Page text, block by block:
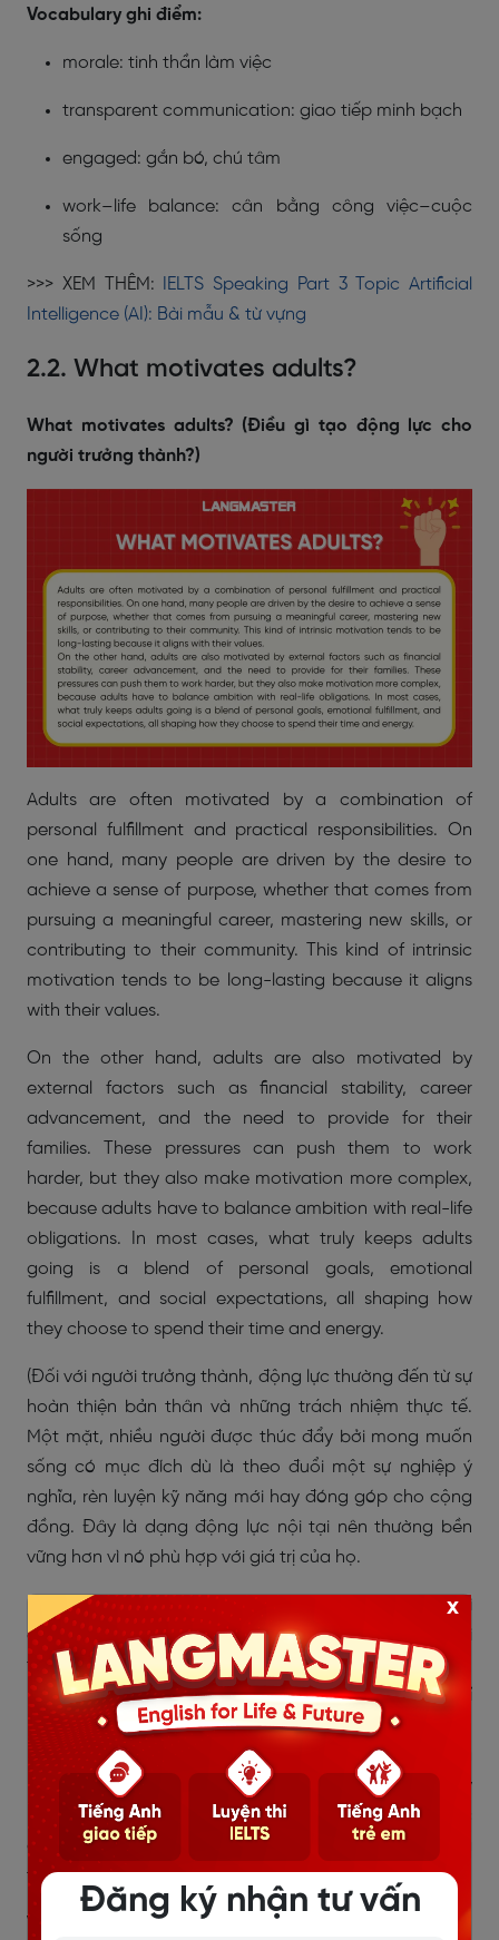
Vocabulary ghi điểm:
morale: tinh thần làm việc
transparent communication: giao tiếp minh bạch
engaged: gắn bó, chú tâm
work–life balance: cân bằng công việc–cuộc
sống
>>> XEM THÊM:
IELTS Speaking Part 3 Topic Artificial
Intelligence (AI): Bài mẫu & từ vựng
2.2. What motivates adults?
What motivates adults? (Điều gì tạo động lực cho
người trưởng thành?)
Adults are often motivated by a combination of
personal fulfillment and practical responsibilities. On
one hand, many people are driven by the desire to
achieve a sense of purpose, whether that comes from
pursuing a meaningful career, mastering new skills, or
contributing to their community. This kind of intrinsic
motivation tends to be long-lasting because it aligns
with their values.
On the other hand, adults are also motivated by
external factors such as financial stability, career
advancement, and the need to provide for their
families. These pressures can push them to work
harder, but they also make motivation more complex,
because adults have to balance ambition with real-life
obligations. In most cases, what truly keeps adults
going is a blend of personal goals, emotional
fulfillment, and social expectations, all shaping how
they choose to spend their time and energy.
(Đối với người trưởng thành, động lực thường đến từ sự
hoàn thiện bản thân và những trách nhiệm thực tế.
Một mặt, nhiều người được thúc đẩy bởi mong muốn
sống có mục đích dù là theo đuổi một sự nghiệp ý
nghĩa, rèn luyện kỹ năng mới hay đóng góp cho cộng
đồng. Đây là dạng động lực nội tại nên thường bền
vững hơn vì nó phù hợp với giá trị của họ.
Mặt khác, người trưởng thành cũng bị tác động bởi
các yếu tố bên ngoài như sự ổn định tài chính, cơ hội
thăng tiến hay trách nhiệm nuôi dưỡng gia đình.
Những áp lực này có thể khiến họ làm việc chăm chỉ
hơn, nhưng đồng thời cũng khiến động lực trở nên
phức tạp, bởi họ phải cân bằng giữa hoài bão và
nghĩa vụ thực tế. Nhìn chung, người lớn được thúc đẩy
bởi sự kết hợp giữa mục tiêu cá nhân, cảm xúc được
đáp ứng và kỳ vọng xã hội, định hình cách họ dùng
thời gian và năng lượng.)
Vocabulary ghi điểm:
Đăng ký nhận tư vấn
x